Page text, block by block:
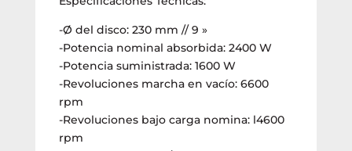
MTV)
cantidad
-Ø del disco: 230 mm // 9 »
-Potencia nominal absorbida: 2400 W
-Potencia suministrada: 1600 W
-Revoluciones marcha en vacío: 6600
rpm
-Revoluciones bajo carga nomina: l4600
rpm